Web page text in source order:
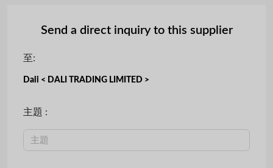
Send a direct inquiry to this supplier
至:
Dali < DALI TRADING LIMITED >
主題 :